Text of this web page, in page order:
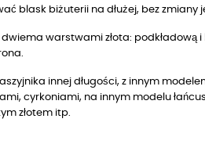
blask biżuterii na dłużej, bez zmiany
warstwami złota: podkładową i
innej długości, z innym
cyrkoniami, na innym modelu
złotem itp.